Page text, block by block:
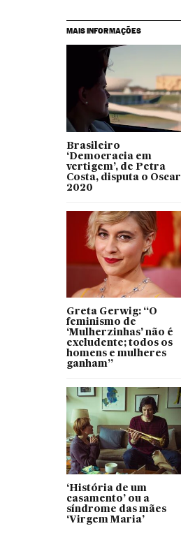
MAIS INFORMAÇÕES
Brasileiro
‘Democracia em
vertigem’, de Petra
Costa, disputa o Oscar
2020
Greta Gerwig: “O
feminismo de
‘Mulherzinhas’ não é
excludente; todos os
homens e mulheres
ganham”
‘História de um
casamento’ ou a
síndrome das mães
‘Virgem Maria’